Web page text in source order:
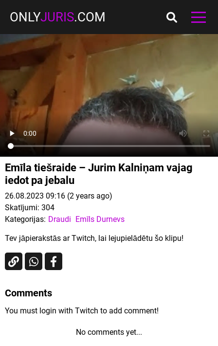
ONLYJURIS.COM
Emīla tiešraide – Jurim Kalniņam vajag
iedot pa jebalu
26.08.2023 09:16 (2 years ago)
Skatījumi: 304
Kategorijas: Draudi Emīls Durnevs
Tev jāpierakstās ar Twitch, lai lejupielādētu šo klipu!
Comments
You must login with Twitch to add comment!
No comments yet...